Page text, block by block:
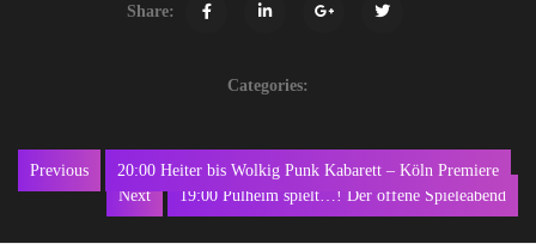
Share:
Categories:
Beitragsnavigation
Previous
Previous
post:
20:00 Heiter bis Wolkig Punk Kabarett – Köln Premiere
Next
Next
19:00 Pulheim spielt…! Der offene Spieleabend